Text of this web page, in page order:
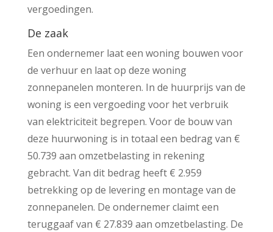
vergoedingen.
De zaak
Een ondernemer laat een woning bouwen voor
de verhuur en laat op deze woning
zonnepanelen monteren. In de huurprijs van de
woning is een vergoeding voor het verbruik
van elektriciteit begrepen. Voor de bouw van
deze huurwoning is in totaal een bedrag van €
50.739 aan omzetbelasting in rekening
gebracht. Van dit bedrag heeft € 2.959
betrekking op de levering en montage van de
zonnepanelen. De ondernemer claimt een
teruggaaf van € 27.839 aan omzetbelasting. De